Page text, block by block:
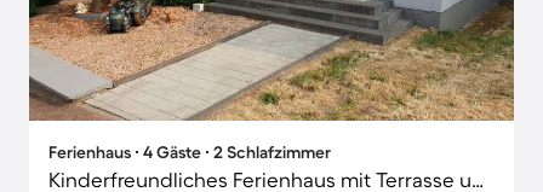
Ferienhaus ∙ 4 Gäste ∙ 2 Schlafzimmer
Kinderfreundliches Ferienhaus mit Terrasse und Garten | Gartenblick | Haustiere erlaubt